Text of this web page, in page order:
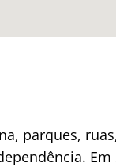
parques,
Em